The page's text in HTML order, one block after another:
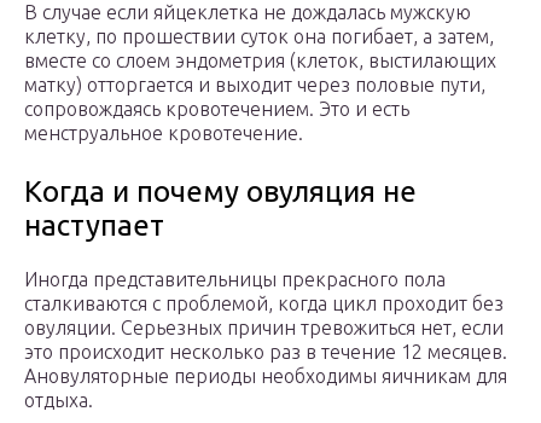
В случае если яйцеклетка не дождалась мужскую
клетку, по прошествии суток она погибает, а затем,
вместе со слоем эндометрия (клеток, выстилающих
матку) отторгается и выходит через половые пути,
сопровождаясь кровотечением. Это и есть
менструальное кровотечение.
Когда и почему овуляция не
наступает
Иногда представительницы прекрасного пола
сталкиваются с проблемой, когда цикл проходит без
овуляции. Серьезных причин тревожиться нет, если
это происходит несколько раз в течение 12 месяцев.
Ановуляторные периоды необходимы яичникам для
отдыха.